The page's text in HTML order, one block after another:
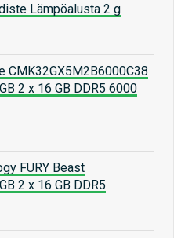
Lämpöalusta 2 g
CMK32GX5M2B6000C38
2 x 16 GB DDR5 6000
FURY Beast
2 x 16 GB DDR5